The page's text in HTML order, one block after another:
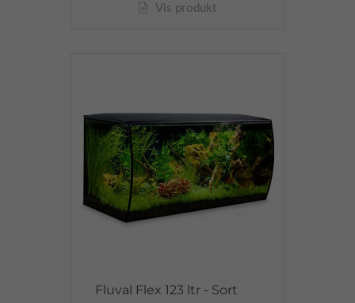
Vis produkt
Fluval Flex 123 ltr - Sort